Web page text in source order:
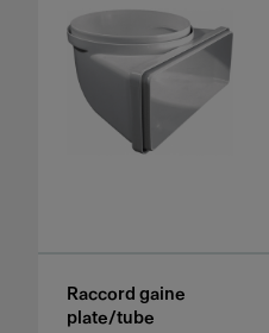
Raccord gaine
plate/tube